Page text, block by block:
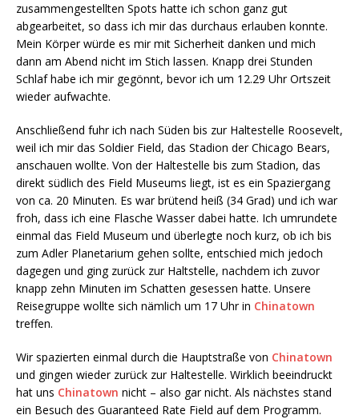
zusammengestellten Spots hatte ich schon ganz gut
abgearbeitet, so dass ich mir das durchaus erlauben konnte.
Mein Körper würde es mir mit Sicherheit danken und mich
dann am Abend nicht im Stich lassen. Knapp drei Stunden
Schlaf habe ich mir gegönnt, bevor ich um 12.29 Uhr Ortszeit
wieder aufwachte.
Anschließend fuhr ich nach Süden bis zur Haltestelle Roosevelt,
weil ich mir das Soldier Field, das Stadion der Chicago Bears,
anschauen wollte. Von der Haltestelle bis zum Stadion, das
direkt südlich des Field Museums liegt, ist es ein Spaziergang
von ca. 20 Minuten. Es war brütend heiß (34 Grad) und ich war
froh, dass ich eine Flasche Wasser dabei hatte. Ich umrundete
einmal das Field Museum und überlegte noch kurz, ob ich bis
zum Adler Planetarium gehen sollte, entschied mich jedoch
dagegen und ging zurück zur Haltstelle, nachdem ich zuvor
knapp zehn Minuten im Schatten gesessen hatte. Unsere
Reisegruppe wollte sich nämlich um 17 Uhr in Chinatown
treffen.
Wir spazierten einmal durch die Hauptstraße von Chinatown
und gingen wieder zurück zur Haltestelle. Wirklich beeindruckt
hat uns Chinatown nicht – also gar nicht. Als nächstes stand
ein Besuch des Guaranteed Rate Field auf dem Programm.